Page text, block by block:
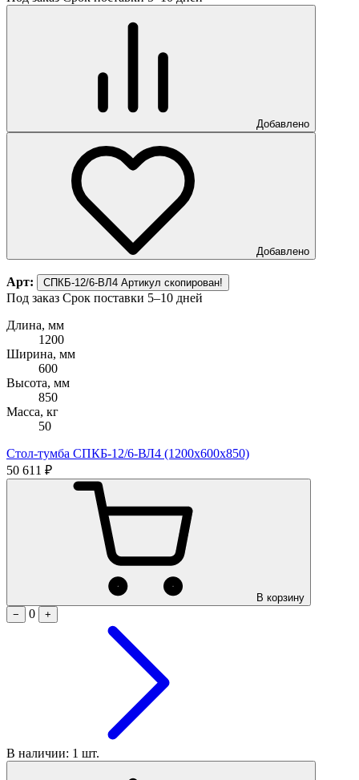
Добавлено
Добавлено
Арт: СПКБ-12/6-ВЛ4 Артикул скопирован!
Под заказ Срок поставки 5–10 дней
Длина, мм
1200
Ширина, мм
600
Высота, мм
850
Масса, кг
50
Стол-тумба СПКБ-12/6-ВЛ4 (1200х600х850)
50 611 ₽
В корзину
−
0 +
В наличии: 1 шт.